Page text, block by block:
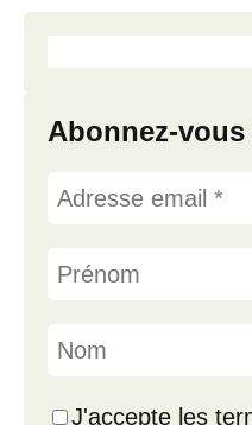
Abonnez-
J'accepte les